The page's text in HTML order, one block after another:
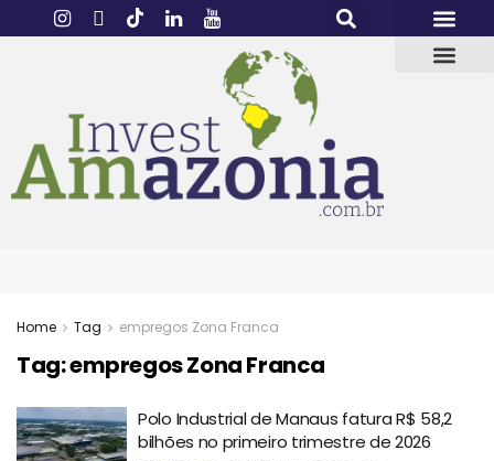
Home Tag empregos Zona Franca
Tag:empregos Zona Franca
Polo Industrial de Manaus fatura R$ 58,2
bilhões no primeiro trimestre de 2026